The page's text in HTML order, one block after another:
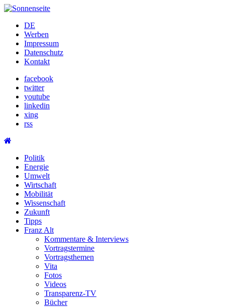
Skip
contentDE
Werben
Impressum
Datenschutz
Kontakt
facebook
twitter
youtube
linkedin
xing
rss
Politik
Energie
Umwelt
Wirtschaft
Mobilität
Wissenschaft
Zukunft
Tipps
Franz Alt
Kommentare & Interviews
Vortragstermine
Vortragsthemen
Vita
Fotos
Videos
Transparenz-TV
Bücher